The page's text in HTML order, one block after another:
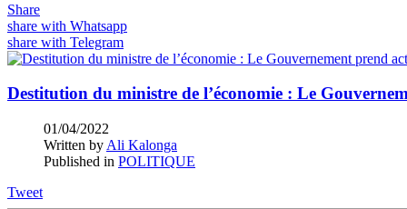
Share
share with Whatsapp
share with Telegram
Destitution du ministre de l’économie : Le
01/04/2022
Written by Ali Kalonga
Published in POLITIQUE
Tweet